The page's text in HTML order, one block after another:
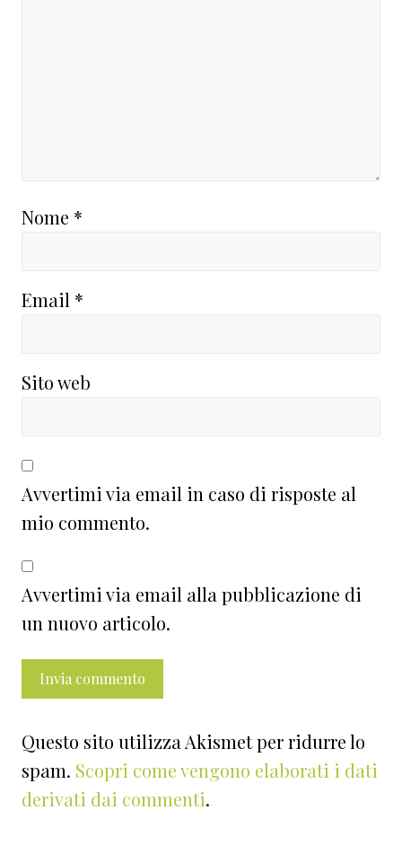
Nome *
Email *
Sito web
Avvertimi via email in caso di risposte al
mio commento.
Avvertimi via email alla pubblicazione di
un nuovo articolo.
Questo sito utilizza Akismet per ridurre lo
spam. Scopri come vengono elaborati i dati
derivati dai commenti.